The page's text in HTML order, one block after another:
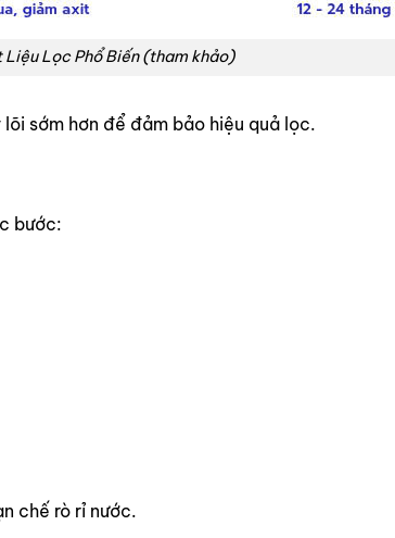
Liệu Lọc Phổ Biến (tham khảo)
sớm hơn để đảm bảo hiệu quả lọc.
bước:
chế rò rỉ nước.